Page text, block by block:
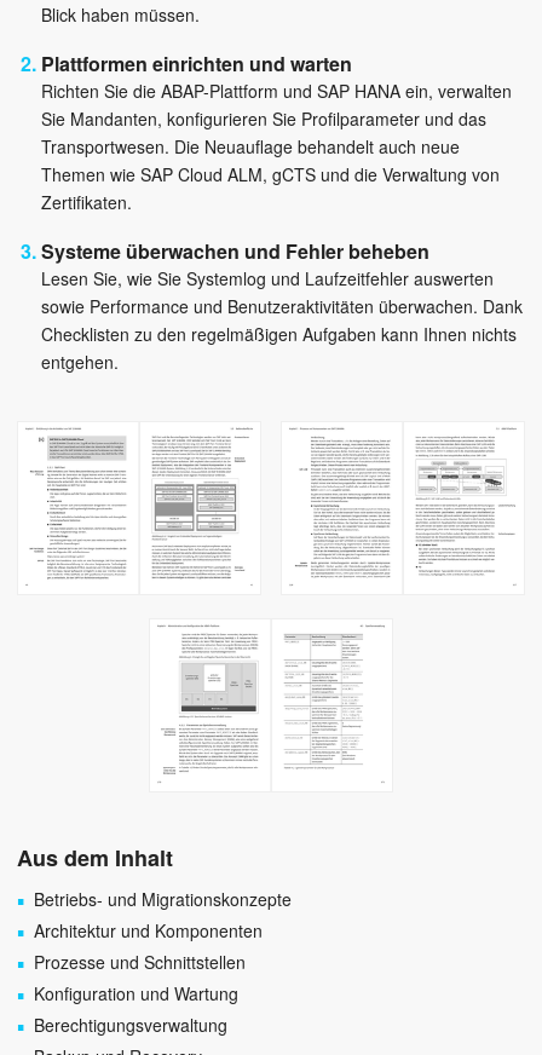
Blick haben müssen.
Plattformen einrichten und warten
Richten Sie die ABAP-Plattform und SAP HANA ein, verwalten
Sie Mandanten, konfigurieren Sie Profilparameter und das
Transportwesen. Die Neuauflage behandelt auch neue
Themen wie SAP Cloud ALM, gCTS und die Verwaltung von
Zertifikaten.
Systeme überwachen und Fehler beheben
Lesen Sie, wie Sie Systemlog und Laufzeitfehler auswerten
sowie Performance und Benutzeraktivitäten überwachen. Dank
Checklisten zu den regelmäßigen Aufgaben kann Ihnen nichts
entgehen.
Aus dem Inhalt
Betriebs- und Migrationskonzepte
Architektur und Komponenten
Prozesse und Schnittstellen
Konfiguration und Wartung
Berechtigungsverwaltung